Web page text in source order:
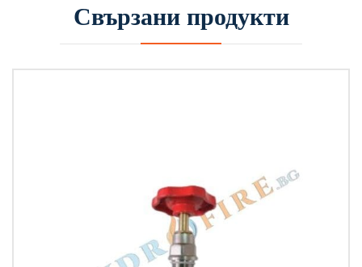
Свързани продукти